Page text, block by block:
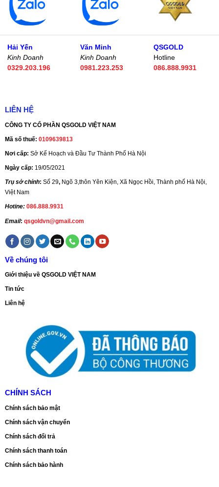
Hải Yến
Kinh Doanh
0329.203.196
Văn Minh
Kinh Doanh
0981.223.253
QSGOLD
Hotline
086.888.9931
LIÊN HỆ
CÔNG TY CỔ PHẦN QSGOLD VIỆT NAM
Mã số thuế: 0109639813
Nơi cấp: Sở Kế Hoạch và Đầu Tư Thành Phố Hà Nội
Ngày cấp: 19/05/2021
Trụ sở chính: Số 29, Ngõ 3,thôn Yên Kiện, Xã Ngọc Hồi, Thành phố Hà Nội,
Việt Nam
Hotine: 086.888.9931
Email: qsgoldvn@gmail.com
Về chúng tôi
Giới thiệu về QSGOLD VIỆT NAM
Tin tức
Liên hệ
CHÍNH SÁCH
Chính sách bảo mật
Chính sách vận chuyển
Chính sách đổi trả
Chính sách thanh toán
Chính sách bảo hành